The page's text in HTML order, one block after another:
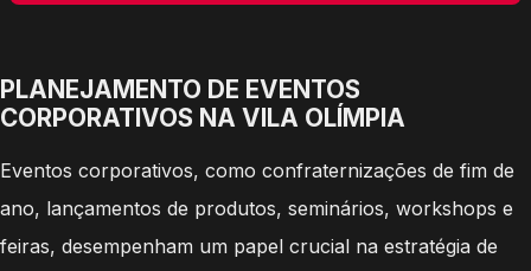
PLANEJAMENTO DE EVENTOS
CORPORATIVOS NA VILA OLÍMPIA
Eventos corporativos, como confraternizações de fim de
ano, lançamentos de produtos, seminários, workshops e
feiras, desempenham um papel crucial na estratégia de